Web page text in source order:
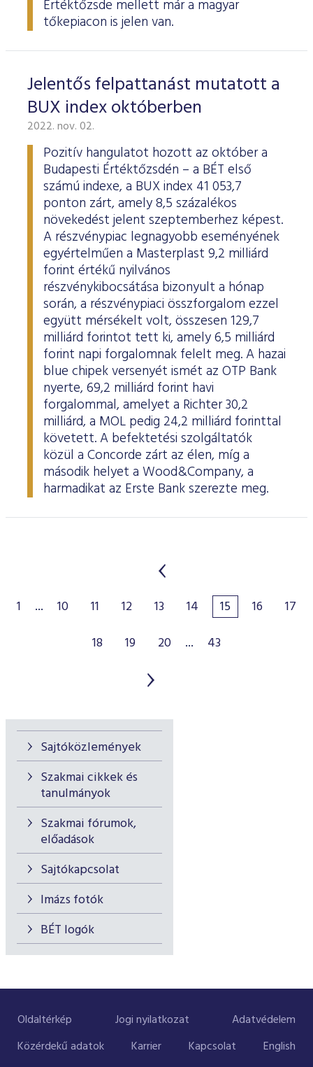
Sajtóközlemények
Szakmai cikkek és
tanulmányok
Szakmai fórumok,
előadások
Sajtókapcsolat
Imázs fotók
BÉT logók
Értéktőzsde mellett már a magyar
tőkepiacon is jelen van.
Jelentős felpattanást mutatott a
BUX index októberben
2022. nov. 02.
Pozitív hangulatot hozott az október a
Budapesti Értéktőzsdén – a BÉT első
számú indexe, a BUX index 41 053,7
ponton zárt, amely 8,5 százalékos
növekedést jelent szeptemberhez képest.
A részvénypiac legnagyobb eseményének
egyértelműen a Masterplast 9,2 milliárd
forint értékű nyilvános
részvénykibocsátása bizonyult a hónap
során, a részvénypiaci összforgalom ezzel
együtt mérsékelt volt, összesen 129,7
milliárd forintot tett ki, amely 6,5 milliárd
forint napi forgalomnak felelt meg. A hazai
blue chipek versenyét ismét az OTP Bank
nyerte, 69,2 milliárd forint havi
forgalommal, amelyet a Richter 30,2
milliárd, a MOL pedig 24,2 milliárd forinttal
követett. A befektetési szolgáltatók
közül a Concorde zárt az élen, míg a
második helyet a Wood&Company, a
harmadikat az Erste Bank szerezte meg.
1 ... 10 11 12 13 14 15 16
17
18
19 20 ... 43
Oldaltérkép Jogi nyilatkozat
Adatvédelem
Közérdekű adatok
Karrier Kapcsolat English